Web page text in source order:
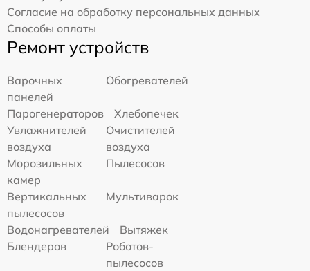
Согласие на обработку персональных данных
Способы оплаты
Ремонт устройств
Варочных
панелей
Обогревателей
Парогенераторов
Хлебопечек
Увлажнителей
воздуха
Очистителей
воздуха
Морозильных
камер
Пылесосов
Вертикальных
пылесосов
Мультиварок
Водонагревателей
Вытяжек
Блендеров
Роботов-
пылесосов